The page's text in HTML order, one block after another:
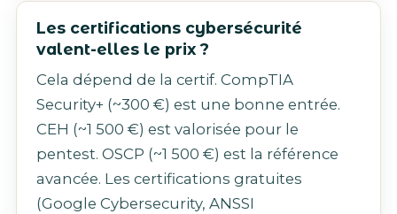
Les certifications cybersécurité
valent-elles le prix ?
Cela dépend de la certif. CompTIA
Security+ (~300 €) est une bonne entrée.
CEH (~1 500 €) est valorisée pour le
pentest. OSCP (~1 500 €) est la référence
avancée. Les certifications gratuites
(Google Cybersecurity, ANSSI